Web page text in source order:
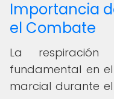
Importancia
el Combate
La respiración
fundamental en
marcial durante